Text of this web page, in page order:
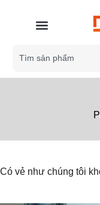
Có vẻ như chúng tôi